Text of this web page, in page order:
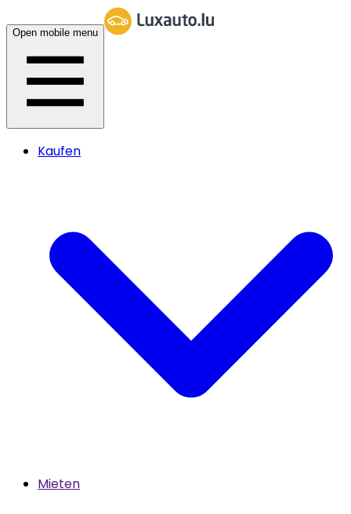
Open mobile menu
Kaufen
Mieten